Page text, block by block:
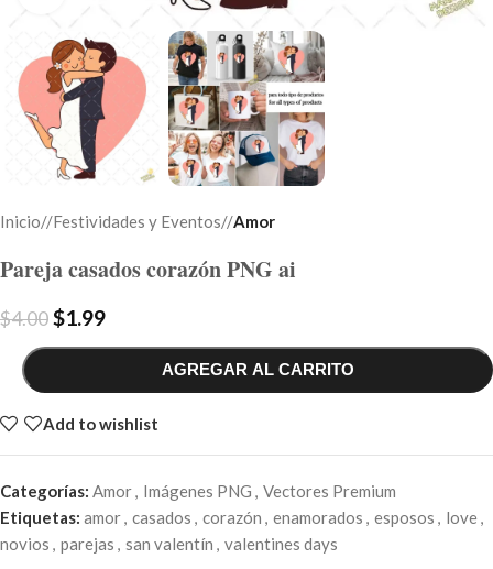
Inicio/ Festividades y Eventos/ Amor
Pareja casados corazón PNG ai
$4.00$1.99
AGREGAR AL CARRITO
Add to wishlist
Categorías: Amor, Imágenes PNG , Vectores Premium
Etiquetas: amor, casados , corazón , enamorados , esposos , love,
novios , parejas , san valentín , valentines days